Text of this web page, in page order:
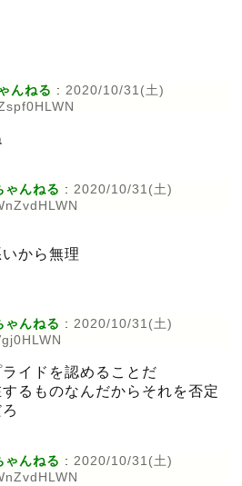
んねる : 2020/10/31(土)
ゃんねる : 2020/10/31(土)
から無理
ゃんねる : 2020/10/31(土)
イドを認めることだ
るものなんだからそれを否定
ゃんねる : 2020/10/31(土)